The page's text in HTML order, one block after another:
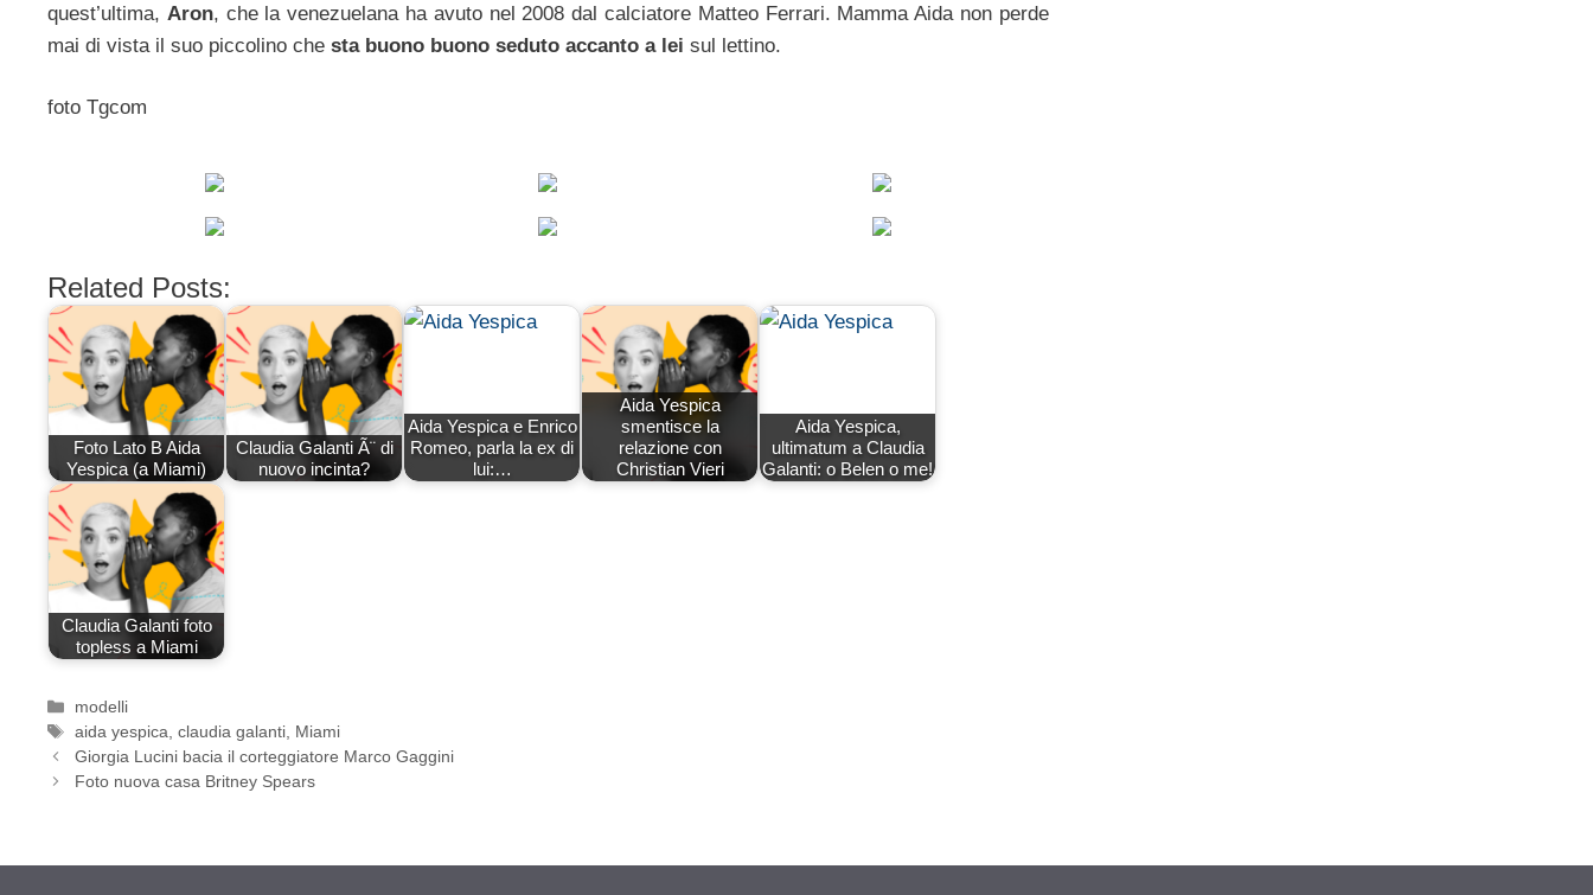
quest’ultima, Aron, che la venezuelana ha avuto nel 2008 dal calciatore Matteo Ferrari. Mamma Aida non perde
mai di vista il suo piccolino che sta buono buono seduto accanto a lei sul lettino.
foto Tgcom
Related Posts:
Foto Lato B Aida
Yespica (a Miami)
Claudia Galanti Ã¨ di
nuovo incinta?
Aida Yespica e Enrico
Romeo, parla la ex di
lui:…
Aida Yespica
smentisce la
relazione con
Christian Vieri
Aida Yespica,
ultimatum a Claudia
Galanti: o Belen o me!
Claudia Galanti foto
topless a Miami
Categorie
modelli
Tag
aida yespica,claudia galanti, Miami
Giorgia Lucini bacia il corteggiatore Marco Gaggini
Foto nuova casa Britney Spears